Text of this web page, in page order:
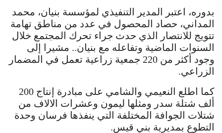
بدوره، اعتبر المدير التنفيذي لمؤسسة بنيان، محمد
المداني، حصاد المحصول في عدد من مناطق تهامة
تتويج للانتصار الذي حدث جراء تحرك المجتمع خلال
السنوات الماضية وتفاعله مع بنيان.. مشيرا إلى
وجود أكثر من 220 جمعية زراعية تعمل في المضمار
الزراعي.
كما اطلع النعيمي والشامي على مبادرة إنتاج 200
ألف شتلة سدر ومثلها ليمون وعشرات الالاف من
شتلات الجوافة المختلفة التي ينفذها فرسان وحدة
التطوع بمديرية بني قيس.